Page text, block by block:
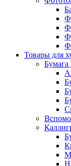
Товары для
Бумага